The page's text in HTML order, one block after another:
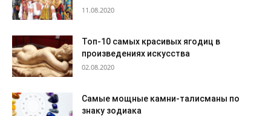
11.08.2020
Топ-10 самых красивых ягодиц в
произведениях искусства
02.08.2020
Самые мощные камни-талисманы по
знаку зодиака